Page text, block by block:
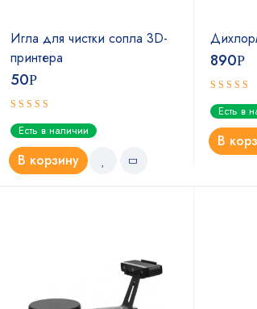
Игла для чистки сопла 3D-
принтера
50Р
Оценка
5.00из 5
Есть в наличии
В корзину
890Р
Оценка
4.67из
Есть в
В